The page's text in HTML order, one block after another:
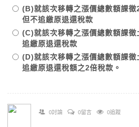
(B)就該次移轉之漲價總數額課徵
但不追繳原退還稅款
(C)就該次移轉之漲價總數額課徵
追繳原退還稅款
(D)就該次移轉之漲價總數額課徵
追繳原退還稅額之2倍稅款。
0討論 0留言 0追蹤